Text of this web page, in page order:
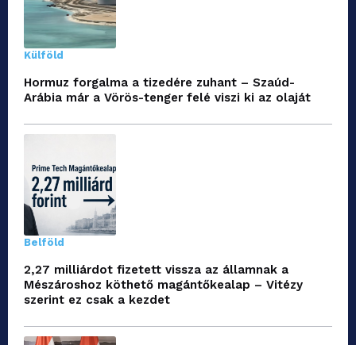
Külföld
Hormuz forgalma a tizedére zuhant – Szaúd-
Arábia már a Vörös-tenger felé viszi ki az olaját
Belföld
2,27 milliárdot fizetett vissza az államnak a
Mészároshoz köthető magántőkealap – Vitézy
szerint ez csak a kezdet